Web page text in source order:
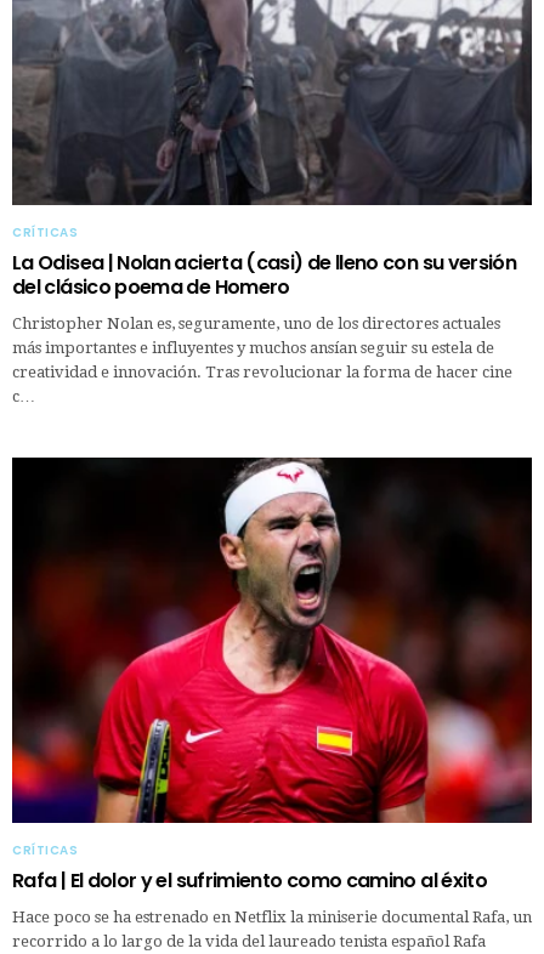
CRÍTICAS
La Odisea | Nolan acierta (casi) de lleno con su versión
del clásico poema de Homero
Christopher Nolan es, seguramente, uno de los directores actuales
más importantes e influyentes y muchos ansían seguir su estela de
creatividad e innovación. Tras revolucionar la forma de hacer cine
c…
CRÍTICAS
Rafa | El dolor y el sufrimiento como camino al éxito
Hace poco se ha estrenado en Netflix la miniserie documental Rafa, un
recorrido a lo largo de la vida del laureado tenista español Rafa